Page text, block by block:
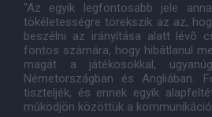
"Az egyik legfontosabb jele
tökéletességre törekszik az az,
beszélni az irányítása alatt lévõ
fontos számára, hogy hibátlanul
magát a játékosokkal,
Németországban és Angliában.
tiszteljék, és ennek egyik
mûködjön közöttük a